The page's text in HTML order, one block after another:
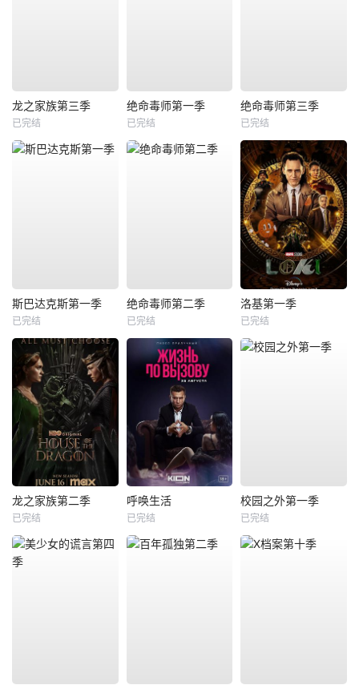
龙之家族第三季
已完结
绝命毒师第一季
已完结
绝命毒师第三季
已完结
斯巴达克斯第一季
已完结
绝命毒师第二季
已完结
洛基第一季
已完结
龙之家族第二季
已完结
呼唤生活
已完结
校园之外第一季
已完结